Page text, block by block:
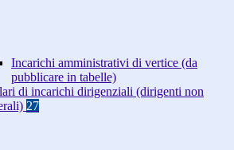
Incarichi amministrativi di vertice (da
pubblicare in tabelle)
di incarichi dirigenziali (dirigenti non
27